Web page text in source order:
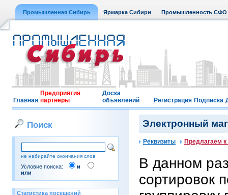
Промышленная Сибирь Ярмарка Сибири Промышленность СФО
Главная
Предприятия
партнёры
Доска
объявлений
Регистрация Подписка
Поиск
не набирайте окончания слов
Условие поиска:
и
или
Статистика посещений
Электронный
Реквизиты Предлагаем
В данном
сортировок